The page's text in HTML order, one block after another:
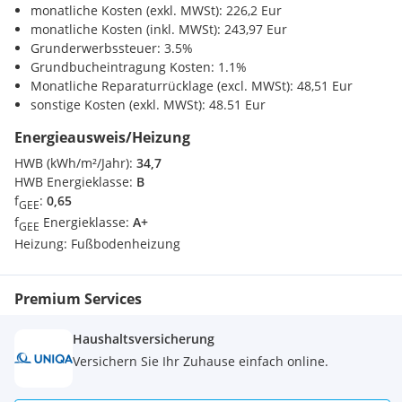
dem Bus innerhalb von 10 Minuten ideal erreichbar und
bietet schnelle Anbindungen nach Wien. Für Erholung sorgen
die nahen Wienerwald-Ausläufer, zahlreiche Spazierwege
und umliegende Freizeitflächen.
"Midori Living" - Modern. Grün. Zukunftsorientiert.
Dieses Projekt vereint hochwertige Architektur mit
nachhaltigem Bauen und einem Wohngefühl, das keine
Wünsche offen lässt. Eine ideale Investition - für heute und
für die Zukunft.
Details Wohnung Top 12:
Die Wohnung befindet sich im 1. Obergeschoss und verfügt
über85,53 m² Wohnfläche + einen 38,63 m² großen Balkon.
Raumaufteilung:
monatliche Kosten (exkl. MWSt): 226,2 Eur
monatliche Kosten (inkl. MWSt): 243,97 Eur
Grunderwerbssteuer: 3.5%
Grundbucheintragung Kosten: 1.1%
Monatliche Reparaturrücklage (excl. MWSt): 48,51 Eur
sonstige Kosten (exkl. MWSt): 48.51 Eur
Energieausweis/Heizung
HWB (kWh/m²/Jahr): 34,7
HWB Energieklasse: B
fGEE: 0,65
fGEE Energieklasse: A+
Heizung: Fußbodenheizung
Premium Services
Haushaltsversicherung
Versichern Sie Ihr Zuhause einfach online.